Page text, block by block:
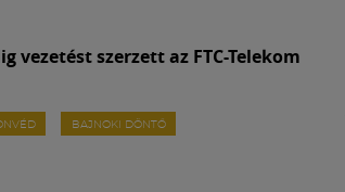
vezetést szerzett az FTC-Telekom
BAJNOKI DÖNTŐ